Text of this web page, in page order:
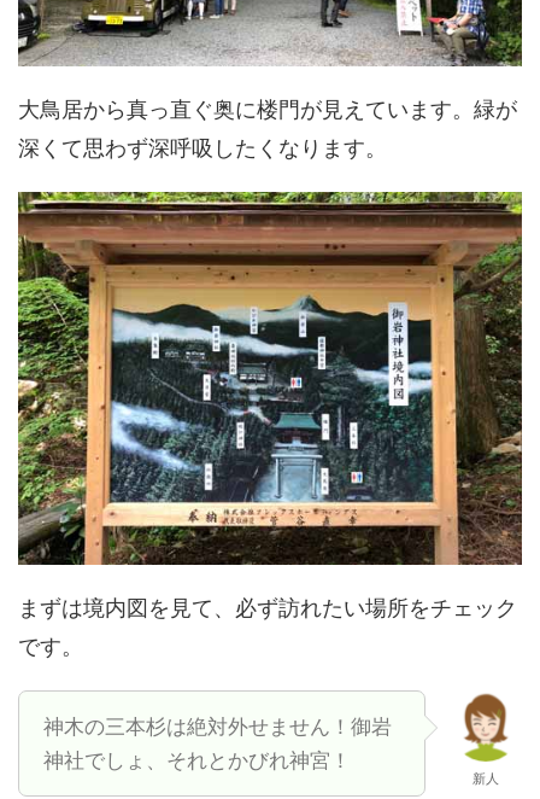
大鳥居から真っ直ぐ奥に楼門が見えています。緑が
深くて思わず深呼吸したくなります。
まずは境内図を見て、必ず訪れたい場所をチェック
です。
神木の三本杉は絶対外せません！御岩
神社でしょ、それとかびれ神宮！
新人